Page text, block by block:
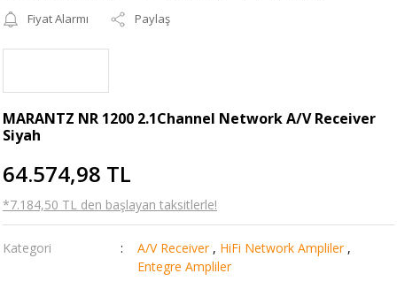
Fiyat Alarmı
Paylaş
MARANTZ NR 1200 2.1Channel Network A/V Receiver
Siyah
64.574,98 TL
*7.184,50 TL den başlayan taksitlerle!
Kategori A/V Receiver , HiFi Network Ampliler ,
Entegre Ampliler